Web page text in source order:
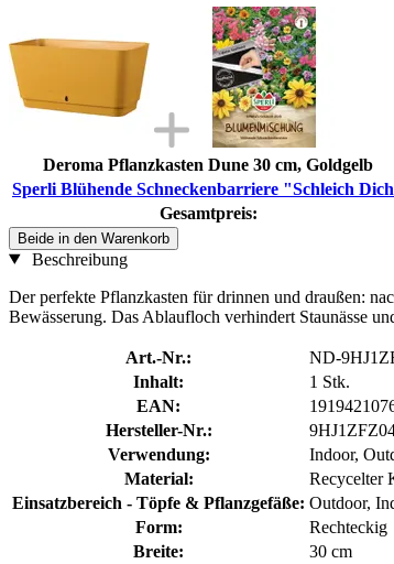
Deroma Pflanzkasten Dune 30 cm, Goldgelb
Sperli Blühende Schneckenbarriere "Schleich
Gesamtpreis:
Beide in den Warenkorb
Beschreibung
Der perfekte Pflanzkasten für drinnen und draußen:
Bewässerung. Das Ablaufloch verhindert Staunässe
Art.-Nr.:
ND-
Inhalt:
1 Stk.
EAN:
Hersteller-Nr.:
Verwendung:
Indoor,
Material:
Recycelter
Einsatzbereich - Töpfe & Pflanzgefäße: Outdoor,
Form:
Rechteckig
Breite:
30 cm